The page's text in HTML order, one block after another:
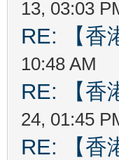
13, 03:03
RE: 【香
10:48 AM
RE: 【香
24, 01:45
RE: 【香